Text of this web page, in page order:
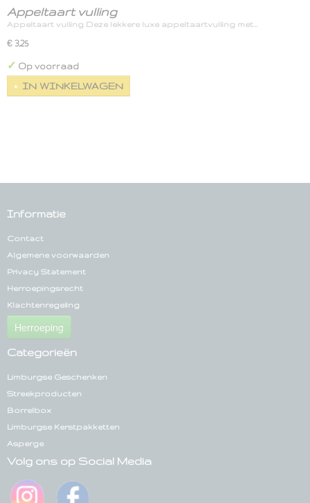
Appeltaart vulling
Appeltaart vulling Deze lekkere luxe appeltaartvulling met…
€ 3,25
✓ Op voorraad
IN WINKELWAGEN
Informatie
Contact
Algemene voorwaarden
Privacy Statement
Herroepingsrecht
Klachtenregeling
Herroeping
Categorieën
Limburgse Geschenken
Streekproducten
Borrelbox
Limburgse Kerstpakketten
Asperge
Volg ons op Social Media